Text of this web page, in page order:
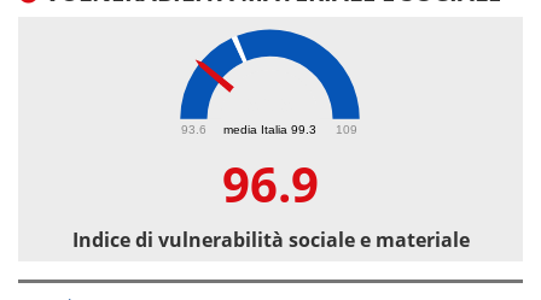
media Italia 99.3
93.6 109
96.9
Indice di vulnerabilità sociale e materiale